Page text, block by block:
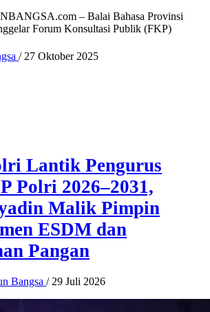
– Balai Bahasa Provinsi
Forum Konsultasi Publik (FKP)
/ 27 Oktober 2025
Lantik Pengurus
Polri 2026–2031,
Malik Pimpin
ESDM dan
Pangan
Bangsa / 29 Juli 2026